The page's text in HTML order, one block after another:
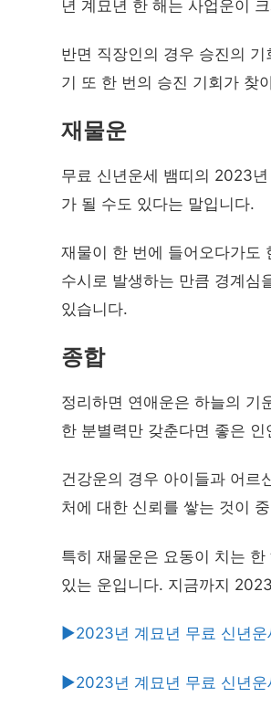
년 계묘년 한 해는 사업운이
반면 직장인의 경우 승진의
기 또 한 번의 승진 기회가 찾
재물운
무료 신년운세 뱀띠의 2023
가 될 수도 있다는 말입니다.
재물이 한 번에 들어오다가도
수시로 발생하는 만큼 경계심
있습니다.
종합
정리하면 연애운은 하늘의 기
한 분별력만 갖춘다면 좋은
건강운의 경우 아이들과 어르
처에 대한 신뢰를 쌓는 것이
특히 재물운은 요동이 치는
있는 운입니다. 지금까지
▶2023년 계묘년 무료 신년운
▶2023년 계묘년 무료 신년운